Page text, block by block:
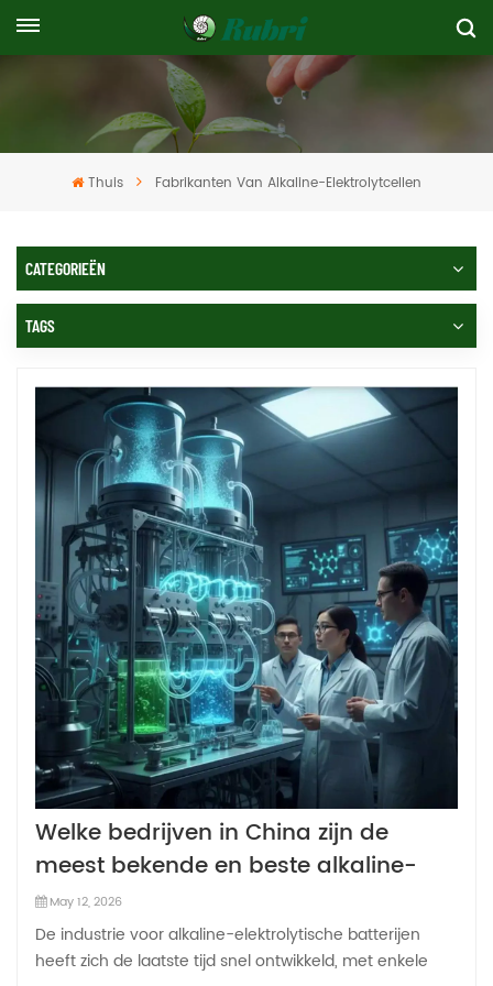
Thuis Fabrikanten Van Alkaline-Elektrolytcellen
CATEGORIEËN
TAGS
Welke bedrijven in China zijn de
meest bekende en beste alkaline-
elektrolytbatterijen?
May 12, 2026
De industrie voor alkaline-elektrolytische batterijen
heeft zich de laatste tijd snel ontwikkeld, met enkele